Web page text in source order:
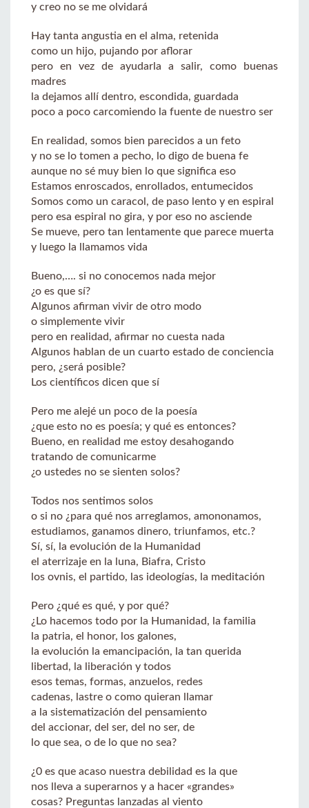
y creo no se me olvidará
Hay tanta angustia en el alma, retenida
como un hijo, pujando por aflorar
pero en vez de ayudarla a salir, como buenas
madres
la dejamos allí dentro, escondida, guardada
poco a poco carcomiendo la fuente de nuestro ser
En realidad, somos bien parecidos a un feto
y no se lo tomen a pecho, lo digo de buena fe
aunque no sé muy bien lo que significa eso
Estamos enroscados, enrollados, entumecidos
Somos como un caracol, de paso lento y en espiral
pero esa espiral no gira, y por eso no asciende
Se mueve, pero tan lentamente que parece muerta
y luego la llamamos vida
Bueno,…. si no conocemos nada mejor
¿o es que sí?
Algunos afirman vivir de otro modo
o simplemente vivir
pero en realidad, afirmar no cuesta nada
Algunos hablan de un cuarto estado de conciencia
pero, ¿será posible?
Los científicos dicen que sí
Pero me alejé un poco de la poesía
¿que esto no es poesía; y qué es entonces?
Bueno, en realidad me estoy desahogando
tratando de comunicarme
¿o ustedes no se sienten solos?
Todos nos sentimos solos
o si no ¿para qué nos arreglamos, amononamos,
estudiamos, ganamos dinero, triunfamos, etc.?
Sí, sí, la evolución de la Humanidad
el aterrizaje en la luna, Biafra, Cristo
los ovnis, el partido, las ideologías, la meditación
Pero ¿qué es qué, y por qué?
¿Lo hacemos todo por la Humanidad, la familia
la patria, el honor, los galones,
la evolución la emancipación, la tan querida
libertad, la liberación y todos
esos temas, formas, anzuelos, redes
cadenas, lastre o como quieran llamar
a la sistematización del pensamiento
del accionar, del ser, del no ser, de
lo que sea, o de lo que no sea?
¿0 es que acaso nuestra debilidad es la que
nos lleva a superarnos y a hacer «grandes»
cosas? Preguntas lanzadas al viento